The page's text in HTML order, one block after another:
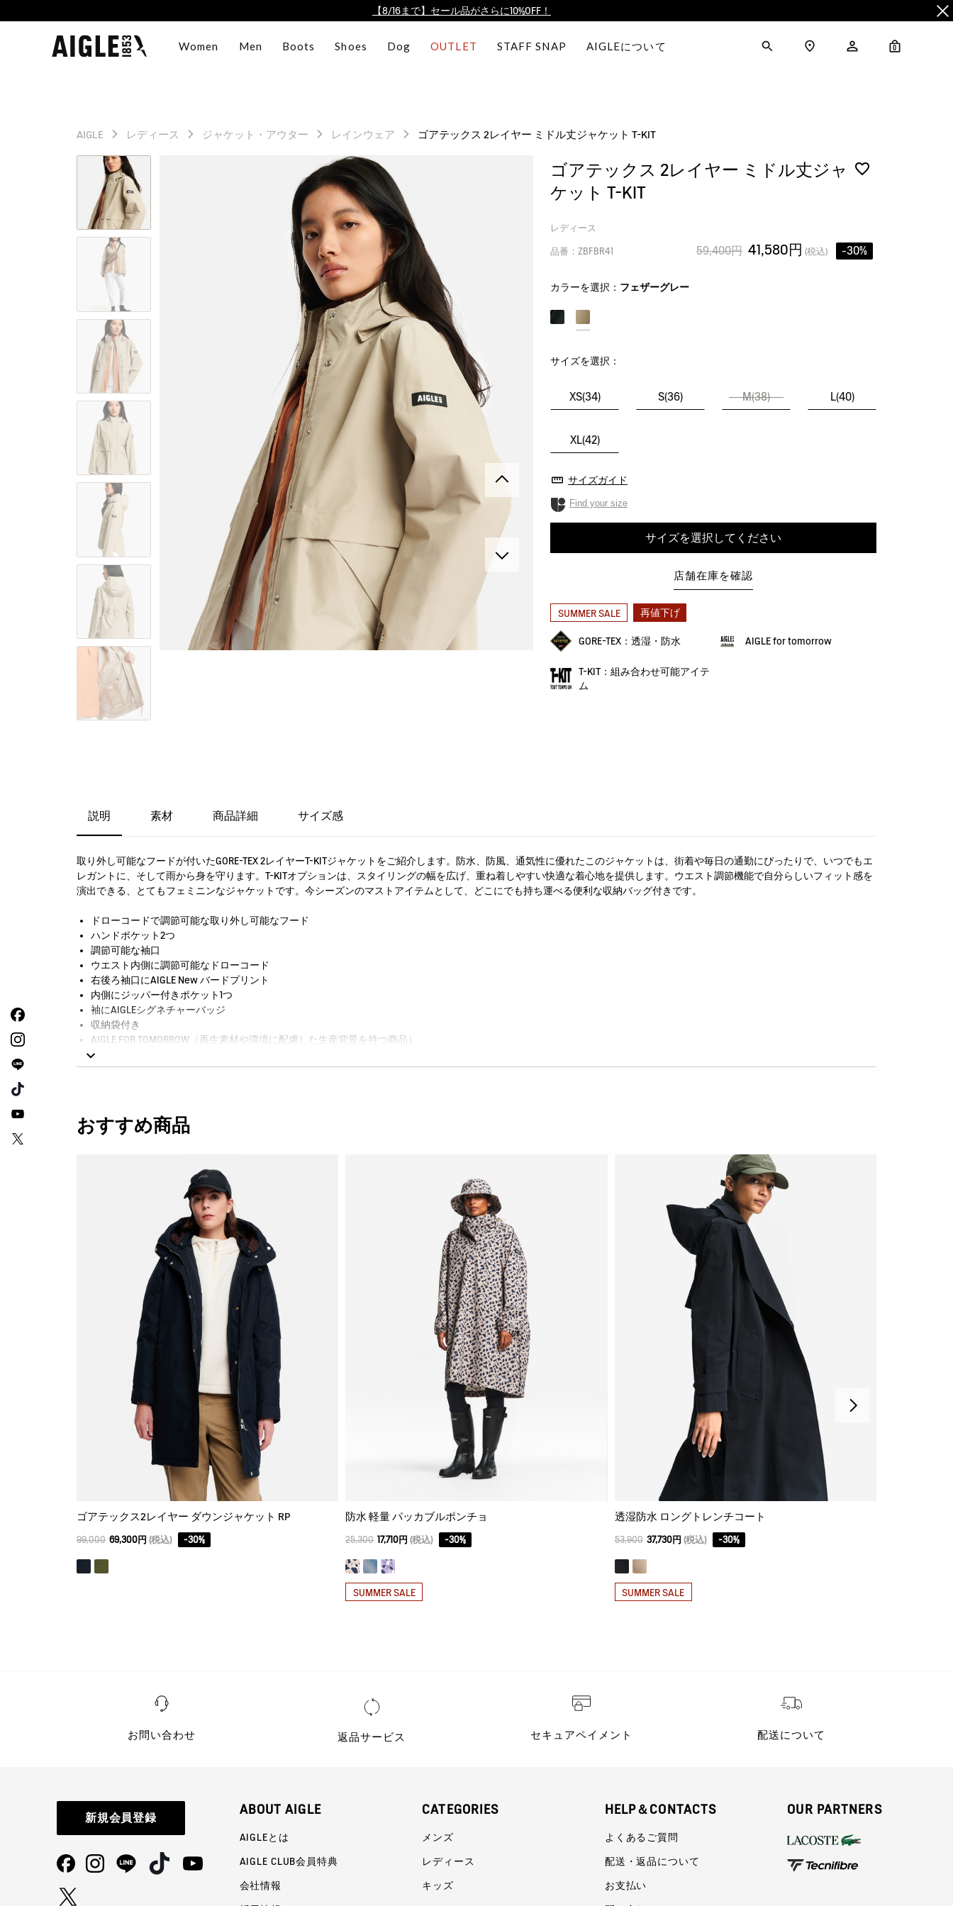
【最大50%OFF】FINAL SALEがスタート！
AIGLE CLUB ポイントサービス終了のお知らせ
AIGLE CLUB ポイントサービス終了のお知らせ
Women Men Boots Shoes Dog OUTLET STAFF SNAP AIGLEについて 0
AIGLE レディース ジャケット・アウター レインウェア ゴアテックス 2レイヤー ミドル丈ジャケット T-KIT
ゴアテックス 2レイヤー ミドル丈ジャ
ケット T-KIT
レディース
品番：ZBFBR41 59,400円 41,580円 (税込) -30%
カラーを選択： フェザーグレー
サイズを選択：
XS(34) S(36) M(38) L(40)
XL(42)
サイズガイド
Find your size
サイズを選択してください
店舗在庫を確認
SUMMER SALE 再値下げ
GORE-TEX：透湿・防水 AIGLE for tomorrow
T-KIT：組み合わせ可能アイテ
ム
説明 素材 商品詳細 サイズ感
取り外し可能なフードが付いたGORE-TEX 2レイヤーT-KITジャケットをご紹介します。防水、防風、通気性に優れたこのジャケットは、街着や毎日の通勤にぴったりで、いつでもエ
レガントに、そして雨から身を守ります。T-KITオプションは、スタイリングの幅を広げ、重ね着しやすい快適な着心地を提供します。ウエスト調節機能で自分らしいフィット感を
演出できる、とてもフェミニンなジャケットです。今シーズンのマストアイテムとして、どこにでも持ち運べる便利な収納バッグ付きです。
ドローコードで調節可能な取り外し可能なフード
ハンドポケット2つ
調節可能な袖口
ウエスト内側に調節可能なドローコード
右後ろ袖口にAIGLE New バードプリント
内側にジッパー付きポケット1つ
袖にAIGLEシグネチャーバッジ
収納袋付き
AIGLE FOR TOMORROW（再生素材や環境に配慮した生産背景を持つ商品）
る天候や気温、スタイルに対応できます。
サイズ選びについて：アウターとミッドレイヤーは同じジェンダー、サイズのものを選択してください。
おすすめ商品
ゴアテックス2レイヤー ダウンジャケット RP
99,000 69,300円 (税込) -30%
防水 軽量 パッカブルポンチョ
25,300 17,710円 (税込) -30%
SUMMER SALE
透湿防水 ロングトレンチコート
53,900 37,730円 (税込) -30%
SUMMER SALE
お問い合わせ 返品サービス セキュアペイメント 配送について
新規会員登録
ABOUT AIGLE
AIGLEとは
AIGLE CLUB会員特典
会社情報
CATEGORIES
メンズ
レディース
キッズ
HELP＆CONTACTS
よくあるご質問
配送・返品について
お支払い
OUR PARTNERS